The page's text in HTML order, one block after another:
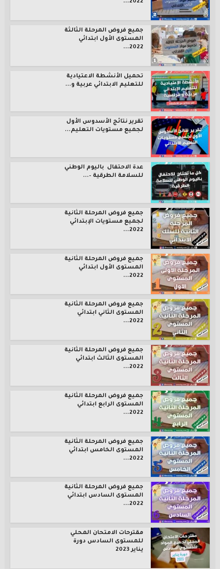
2022...
جميع فروض المرحلة الثالثة
المستوى الأول ابتدائي
2022...
تحميل الأنشطة الاعتيادية
للتعليم الابتدائي عربية و...
تقرير نتائج الأسدوس الأول
لجميع مستويات التعليم...
عدة الاحتفال باليوم الوطني
للسلامة الطرقية –...
جميع فروض المرحلة الثانية
لجميع مستويات الإبتدائي
2022...
جميع فروض المرحلة الثانية
المستوى الأول ابتدائي
2022...
جميع فروض المرحلة الثانية
المستوى الثاني ابتدائي
2022...
جميع فروض المرحلة الثانية
المستوى الثالث ابتدائي
2022...
جميع فروض المرحلة الثانية
المستوى الرابع ابتدائي
2022...
جميع فروض المرحلة الثانية
المستوى الخامس ابتدائي
2022...
جميع فروض المرحلة الثانية
المستوى السادس ابتدائي
2022...
مقترحات الامتحان المحلي
للمستوى السادس دورة
يناير 2023